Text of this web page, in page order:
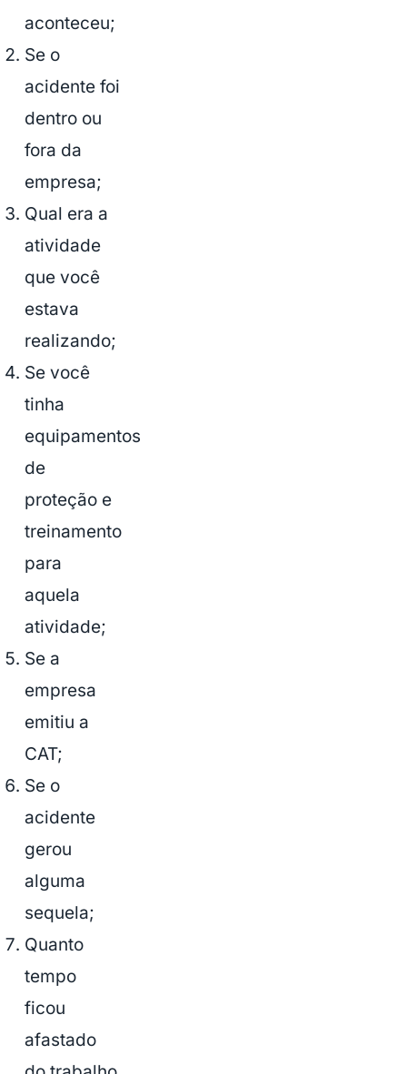
aconteceu;
Se o
acidente foi
dentro ou
fora da
empresa;
Qual era a
atividade
que você
estava
realizando;
Se você
tinha
equipamentos
de
proteção e
treinamento
para
aquela
atividade;
Se a
empresa
emitiu a
CAT;
Se o
acidente
gerou
alguma
sequela;
Quanto
tempo
ficou
afastado